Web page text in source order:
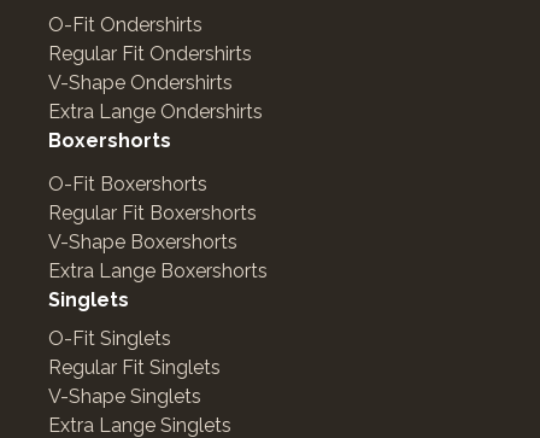
O-Fit Ondershirts
Regular Fit Ondershirts
V-Shape Ondershirts
Extra Lange Ondershirts
Boxershorts
O-Fit Boxershorts
Regular Fit Boxershorts
V-Shape Boxershorts
Extra Lange Boxershorts
Singlets
O-Fit Singlets
Regular Fit Singlets
V-Shape Singlets
Extra Lange Singlets